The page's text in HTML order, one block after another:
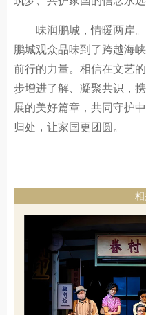
味润鹏城，情暖两岸。
鹏城观众品味到了跨越海
前行的力量。相信在文艺
步增进了解、凝聚共识，
展的美好篇章，共同守护
归处，让家国更团圆。